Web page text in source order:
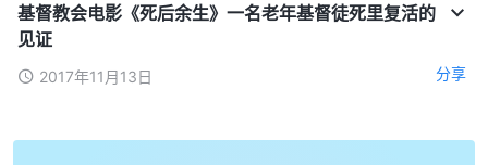
基督教会电影《死后余生》一名老年基督徒死里复活的
见证
2017年11月13日 分享